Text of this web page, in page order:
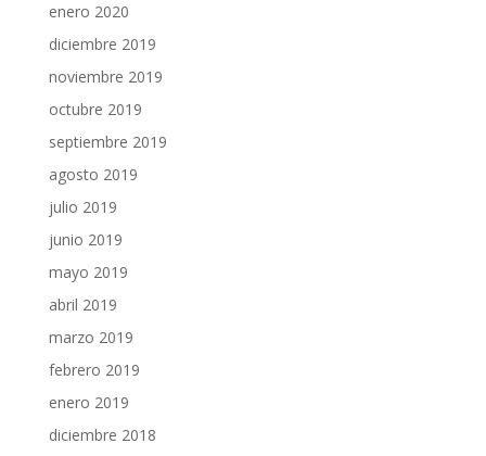
enero 2020
diciembre 2019
noviembre 2019
octubre 2019
septiembre 2019
agosto 2019
julio 2019
junio 2019
mayo 2019
abril 2019
marzo 2019
febrero 2019
enero 2019
diciembre 2018